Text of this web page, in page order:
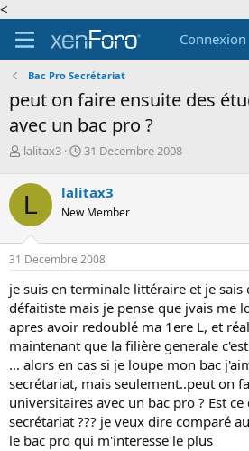
<
Connexion
Bac Pro Secrétariat
peut on faire ensuite des
avec un bac pro ?
A
t
e
u
r
d
e
a
d
i
s
c
s
s
i
o
lalitax3
D
e
d
d
é
u
t
31 Decembre 2008
L lalitax3
New Member
31 Decembre 2008
je suis en terminale littéraire et je
défaitiste mais je pense que jvais me
apres avoir redoublé ma 1ere L, et
maintenant que la filière generale
... alors en cas si je loupe mon bac
secrétariat, mais seulement..peut on
universitaires avec un bac pro ? Est
secrétariat ??? je veux dire comparé
le bac pro qui m'interesse le plus